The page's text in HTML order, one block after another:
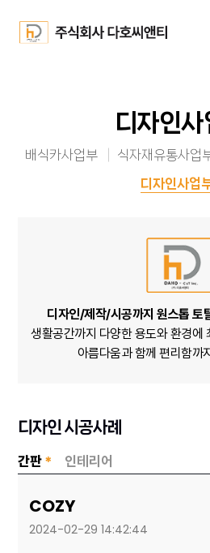
디자인
배식카사업부 식자재유통사업
디자인사업
디자인/제작/시공까지 원스톱 토
생활공간까지 다양한 용도와 환경에
아름다움과 함께 편리함까
COZY
2024-02-29 14:42:44
디자인 시공사례
간판 * 인테리어